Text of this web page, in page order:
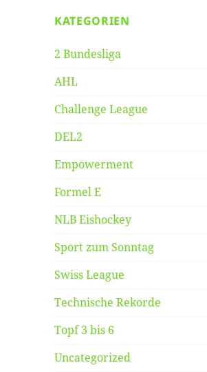
KATEGORIEN
2 Bundesliga
AHL
Challenge League
DEL2
Empowerment
Formel E
NLB Eishockey
Sport zum Sonntag
Swiss League
Technische Rekorde
Topf 3 bis 6
Uncategorized